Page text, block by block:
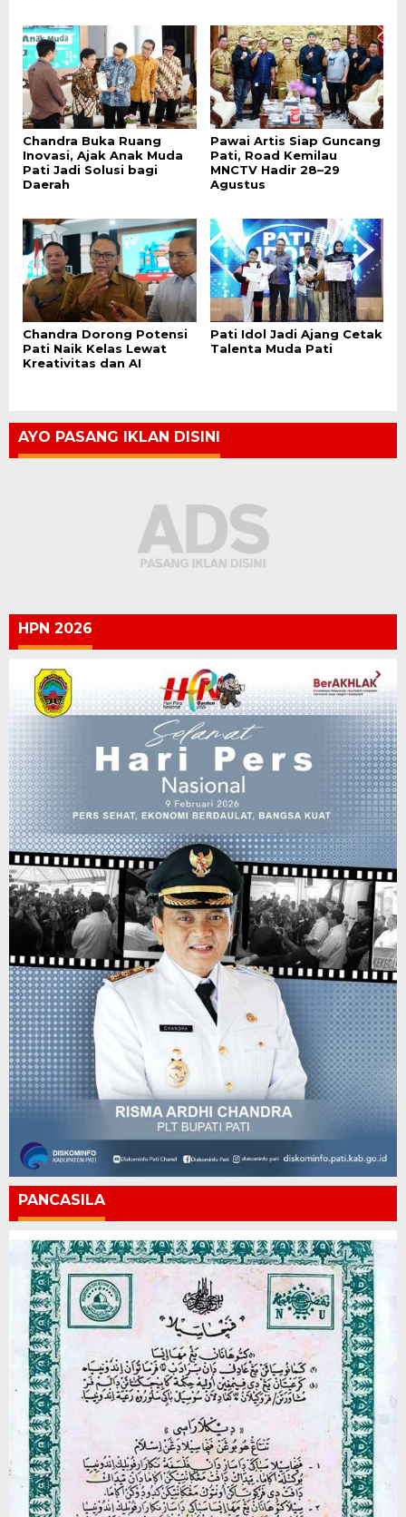
Chandra Buka Ruang
Inovasi, Ajak Anak Muda
Pati Jadi Solusi bagi
Daerah
Pawai Artis Siap Guncang
Pati, Road Kemilau
MNCTV Hadir 28–29
Agustus
Chandra Dorong Potensi
Pati Naik Kelas Lewat
Kreativitas dan AI
Pati Idol Jadi Ajang Cetak
Talenta Muda Pati
AYO PASANG IKLAN DISINI
HPN 2026
PANCASILA